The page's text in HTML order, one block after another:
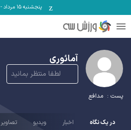
پنجشنبه ۱۵ مرداد -
آمائوری
لطفا منتظر بمانید
پست : مدافع
در یک نگاه اخبار ویدیو تصاویر